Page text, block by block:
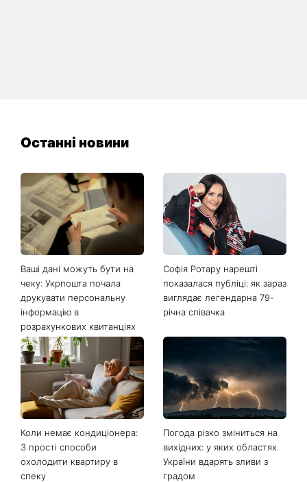
Останні новини
Ваші дані можуть бути на
чеку: Укрпошта почала
друкувати персональну
інформацію в
розрахункових квитанціях
Софія Ротару нарешті
показалася публіці: як зараз
виглядає легендарна 79-
річна співачка
Коли немає кондиціонера:
3 прості способи
охолодити квартиру в
спеку
Погода різко зміниться на
вихідних: у яких областях
України вдарять зливи з
градом